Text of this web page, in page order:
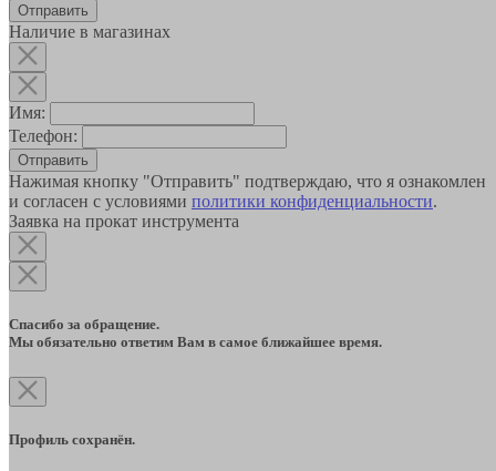
Наличие в магазинах
Имя:
Телефон:
Отправить
Нажимая кнопку "Отправить" подтверждаю, что я ознакомлен
и согласен с условиями политики конфиденциальности.
Заявка на прокат инструмента
Спасибо за обращение.
Мы обязательно ответим Вам в самое ближайшее время.
Профиль сохранён.